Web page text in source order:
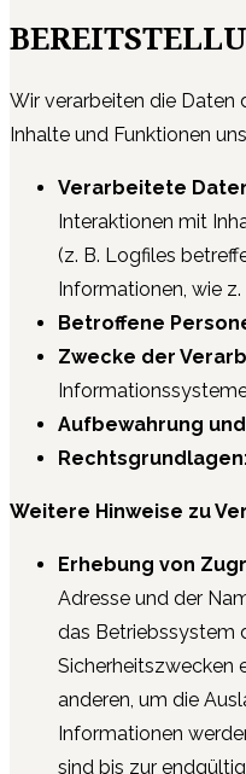
Wir verarbeiten die Daten
Inhalte und Funktionen
Verarbeitete
Interaktionen mit
(z. B. Logfiles
Informationen, wie
Betroffene
Zwecke der
Aufbewahrung
Weitere Hinweise zu
Erhebung von
Adresse und der
das Betriebssystem
Sicherheitszwecken
anderen, um die
Informationen
sind bis zur